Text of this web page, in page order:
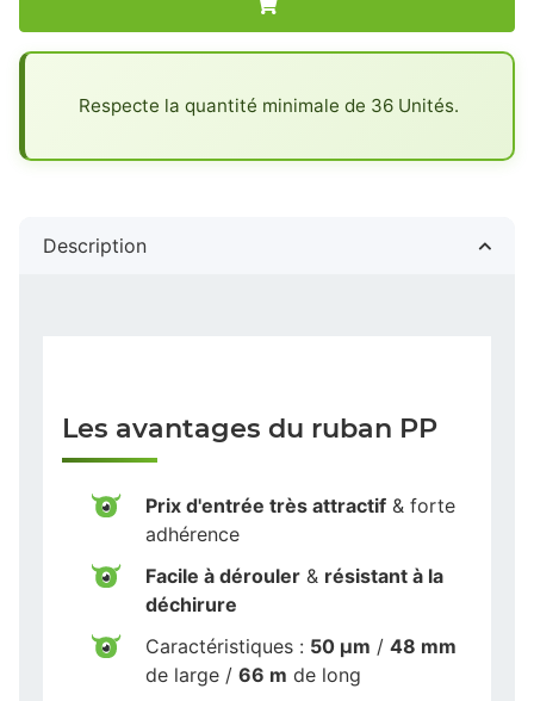
Respecte la quantité minimale de 36 Unités.
Description
Les avantages du ruban PP
Prix d'entrée très attractif & forte
adhérence
Facile à dérouler & résistant à la
déchirure
Caractéristiques : 50 µm / 48 mm
de large / 66 m de long